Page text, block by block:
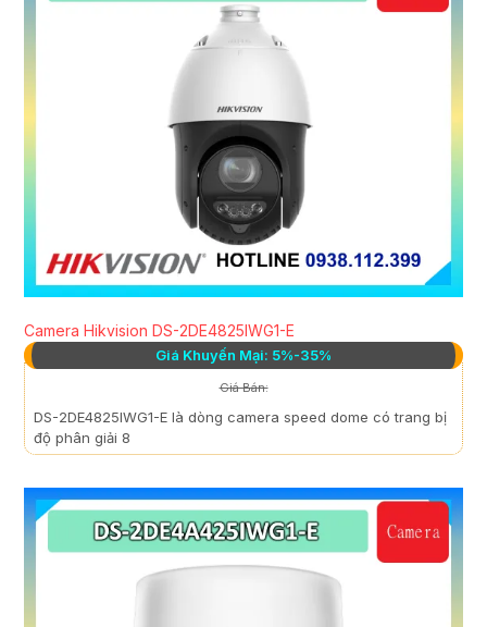
Camera Hikvision DS-2DE4825IWG1-E
Giá Khuyến Mại: 5%-35%
Giá Bán:
DS-2DE4825IWG1-E là dòng camera speed dome có trang bị
độ phân giải 8